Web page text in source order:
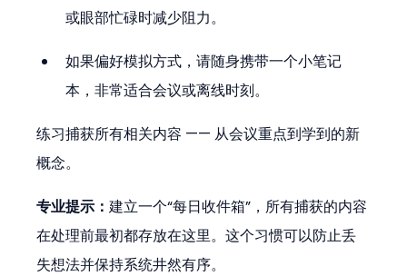
或眼部忙碌时减少阻力。
如果偏好模拟方式，请随身携带一个小笔记
本，非常适合会议或离线时刻。
练习捕获所有相关内容 —— 从会议重点到学到的新
概念。
专业提示：建立一个“每日收件箱”，所有捕获的内容
在处理前最初都存放在这里。这个习惯可以防止丢
失想法并保持系统井然有序。